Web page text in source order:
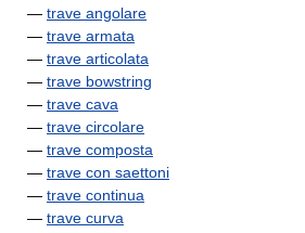
— trave angolare
— trave armata
— trave articolata
— trave bowstring
— trave cava
— trave circolare
— trave composta
— trave con saettoni
— trave continua
— trave curva